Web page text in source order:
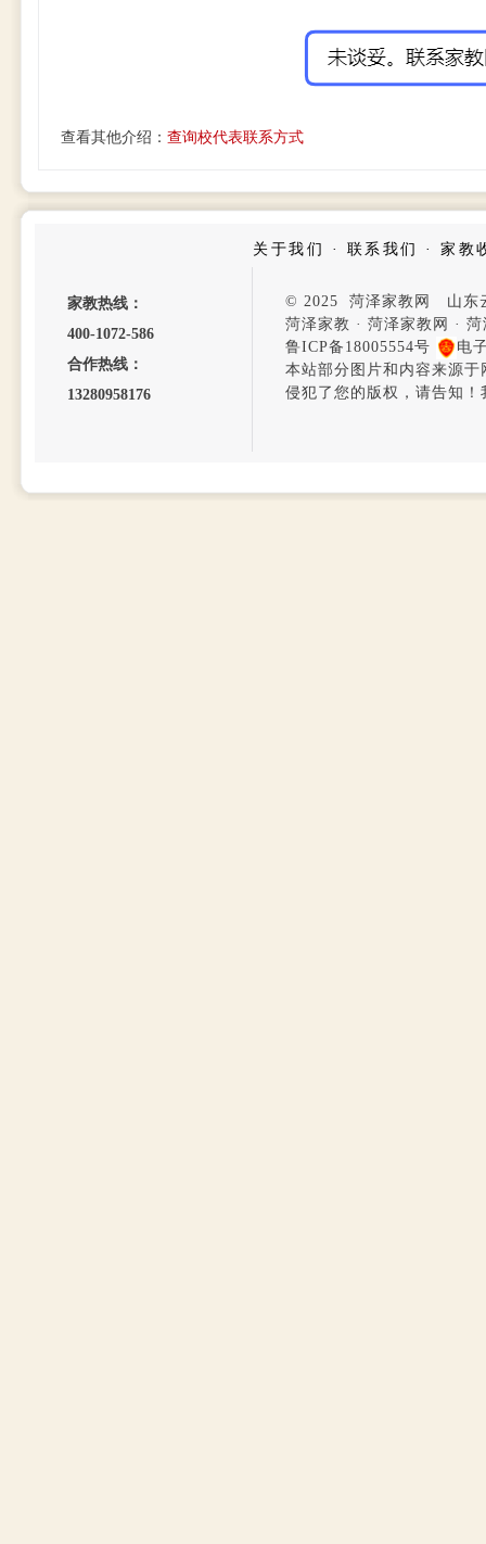
查看其他介绍： 查询校代表联系方式
关于我们 · 联系我们 ·家教
家教热线：
400-1072-586
合作热线：
13280958176
© 2025 菏泽家教网 山东
菏泽家教 · 菏泽家教网 · 菏
鲁ICP备18005554号
电
本站部分图片和内容来源
侵犯了您的版权，请告知！